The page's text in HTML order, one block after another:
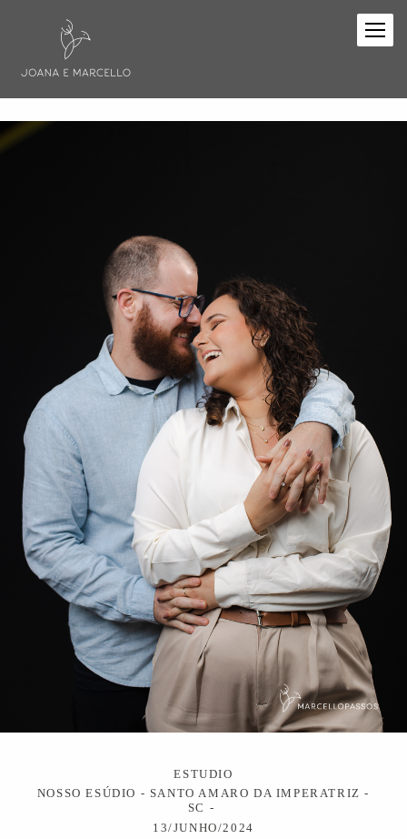
ESTUDIO
NOSSO ESÚDIO - SANTO AMARO DA IMPERATRIZ -
SC
13/JUNHO/2024